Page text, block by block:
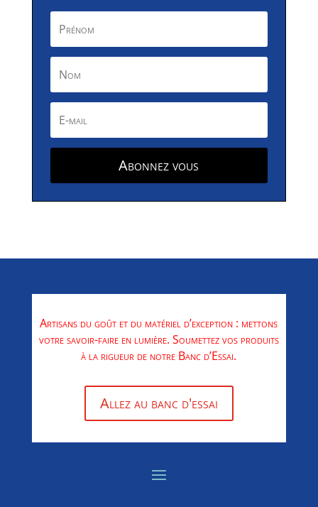
Abonnez vous
Artisans du goût et du matériel d’exception : mettons
votre savoir-faire en lumière. Soumettez vos produits
à la rigueur de notre Banc d’Essai.
Allez au banc d'essai